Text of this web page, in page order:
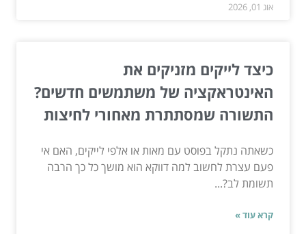
אוג 01, 2026
כיצד לייקים מזניקים את
האינטראקציה של משתמשים חדשים?
התשורה שמסתתרת מאחורי לחיצות
כשאתה נתקל בפוסט עם מאות או אלפי לייקים, האם אי
פעם עצרת לחשוב למה דווקא הוא מושך כל כך הרבה
תשומת לב?...
קרא עוד »